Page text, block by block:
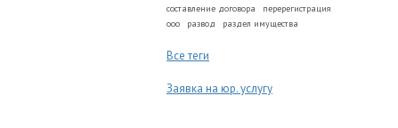
составление договора
перерегистрация
ооо
развод раздел имущества
Все теги
Заявка на юр. услугу